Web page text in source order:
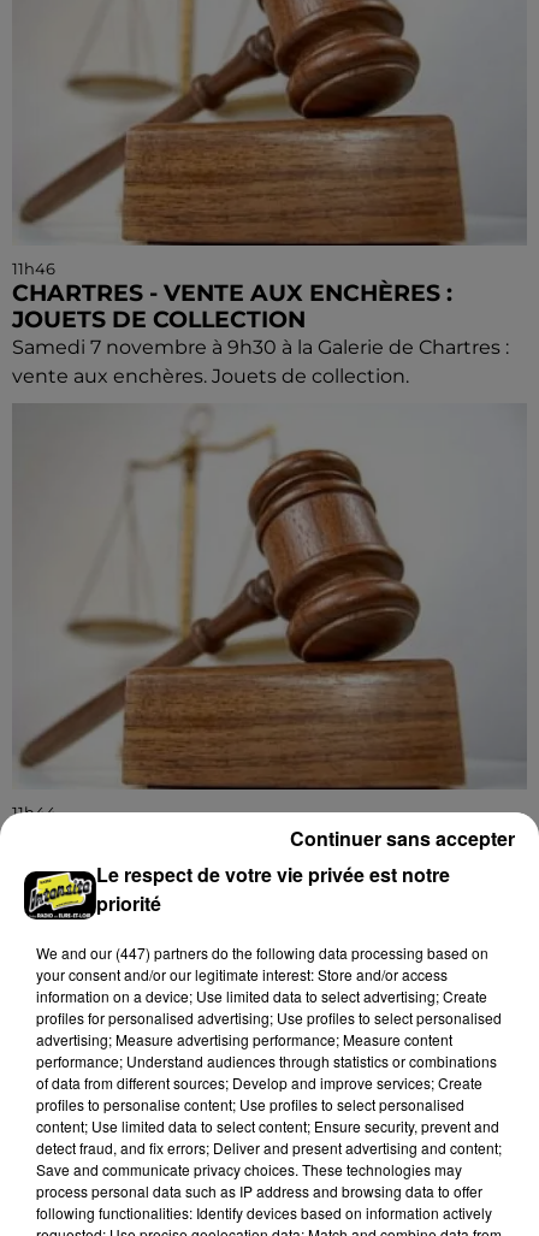
11h46
CHARTRES - VENTE AUX ENCHÈRES :
JOUETS DE COLLECTION
Samedi 7 novembre à 9h30 à la Galerie de Chartres :
vente aux enchères. Jouets de collection.
11h44
LE COUDRAY - VENTE AUX ENCHÈRES :
CHEMIN DE FER ÉCARTEMENT HO
Mardi 3 novembre à 10h00 à l'Espace des ventes du
Coudray : vente aux enchères. Chemin de fer
écartement HO.
Le respect de votre vie privée est notre
priorité
We and our (447) partnersdo the following data processing based on
your consent and/or our legitimate interest: Store and/or access
information on a device; Use limited data to select advertising; Create
profiles for personalised advertising; Use profiles to select personalised
advertising; Measure advertising performance; Measure content
performance; Understand audiences through statistics or combinations
of data from different sources; Develop and improve services; Create
profiles to personalise content; Use profiles to select personalised
content; Use limited data to select content; Ensure security, prevent and
detect fraud, and fix errors; Deliver and present advertising and content;
Save and communicate privacy choices. These technologies may
process personal data such as IP address and browsing data to offer
following functionalities: Identify devices based on information actively
Continuer sans accepter